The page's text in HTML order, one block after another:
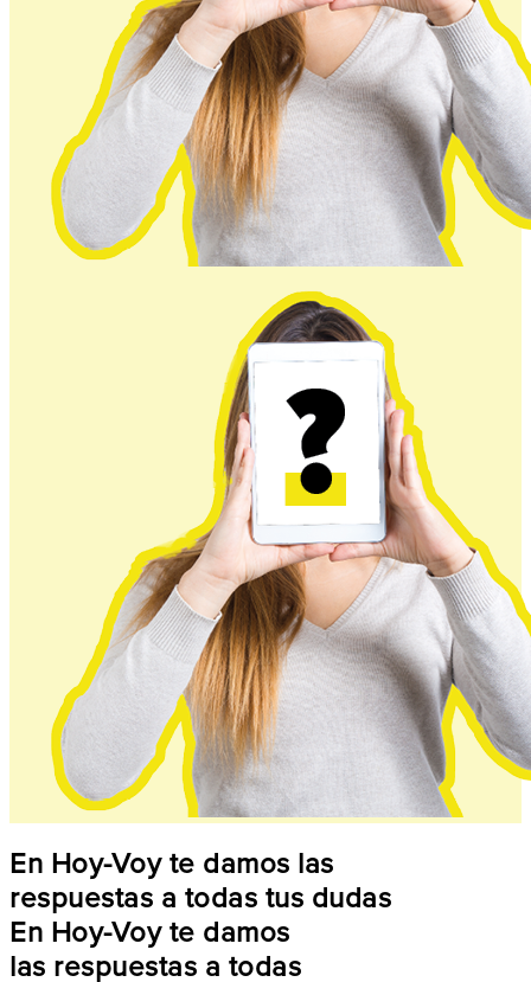
En Hoy-Voy te damos las
respuestas a todas tus dudas
En Hoy-Voy te damos
las respuestas a todas